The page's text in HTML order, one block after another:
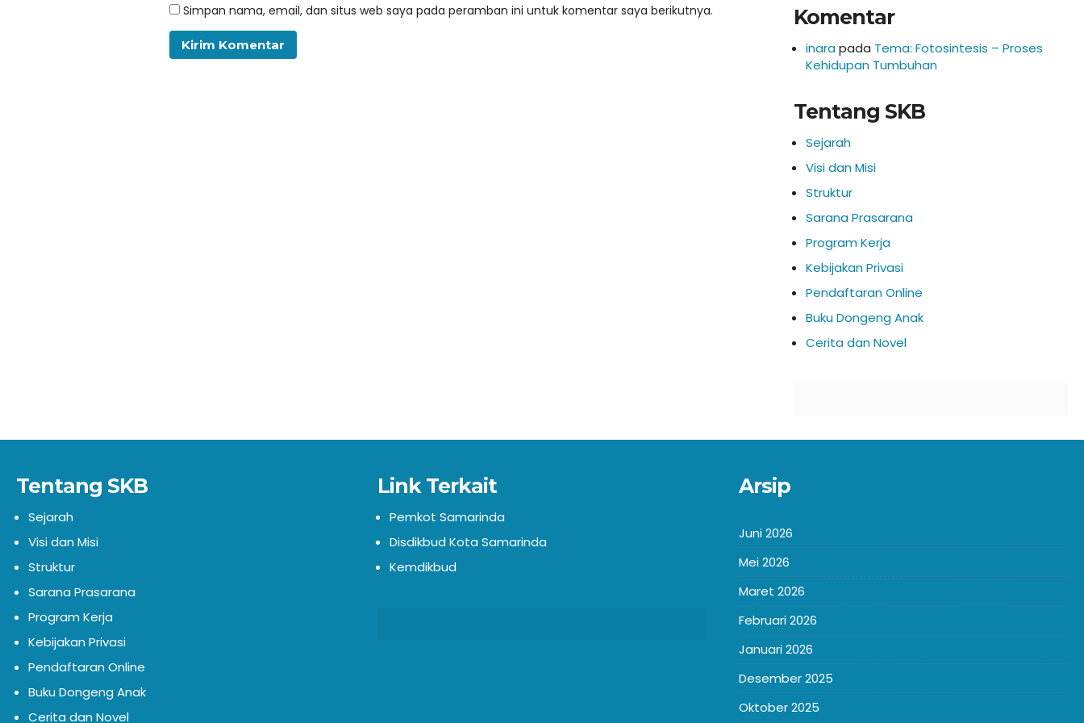
Simpan nama, email, dan situs web saya pada peramban ini untuk komentar saya berikutnya. Komentar
inara pada Tema: Fotosintesis – Proses
Kehidupan Tumbuhan
Tentang SKB
Sejarah
Visi dan Misi
Struktur
Sarana Prasarana
Program Kerja
Kebijakan Privasi
Pendaftaran Online
Buku Dongeng Anak
Cerita dan Novel
Tentang SKB
Sejarah
Visi dan Misi
Struktur
Sarana Prasarana
Program Kerja
Kebijakan Privasi
Pendaftaran Online
Buku Dongeng Anak
Cerita dan Novel
Link Terkait
Pemkot Samarinda
Disdikbud Kota Samarinda
Kemdikbud
Arsip
Juni 2026
Mei 2026
Maret 2026
Februari 2026
Januari 2026
Desember 2025
Oktober 2025